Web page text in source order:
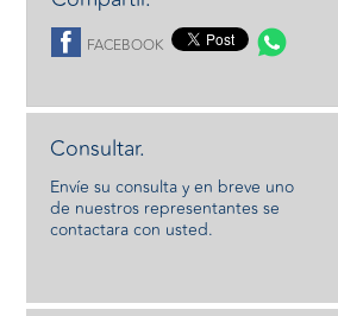
FACEBOOK
Consultar.
Envíe su consulta y en breve uno
de nuestros representantes se
contactara con usted.